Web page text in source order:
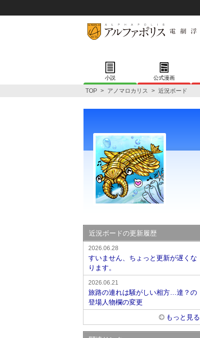
小説 公式漫画
TOP > アノマロカリス > 近況ボード
近況ボードの更新履歴
2026.06.28
すいません、ちょっと更新が遅くな
ります。
2026.06.21
旅路の連れは騒がしい相方…達？の
登場人物欄の変更
もっと見る